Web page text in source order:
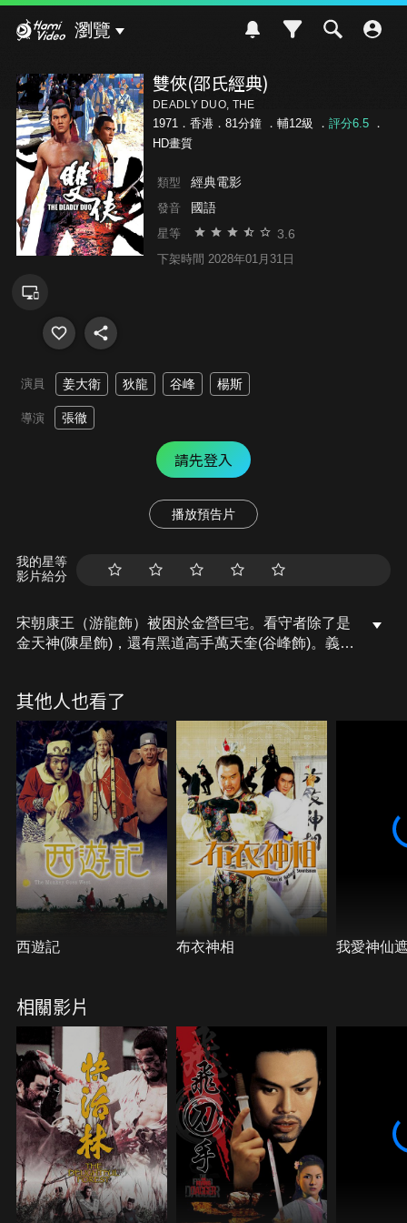
瀏覽
雙俠(邵氏經典)
DEADLY DUO, THE
1971．香港．81分鐘 ． 輔12級 ． 評分6.5．
HD畫質
類型 經典電影
發音 國語
星等 3.6
下架時間 2028年01月31日
演員 姜大衛 狄龍 谷峰 楊斯
導演 張徹
請先登入
播放預告片
我的星等
影片給分
宋朝康王（游龍飾）被困於金營巨宅。看守者除了是
金天神(陳星飾)，還有黑道高手萬天奎(谷峰飾)。義士
宅！二人救出康王！可惜蝙蝠最後身中金兵冷箭，死
於馬下，為國捐軀。
其他人也看了
西遊記 布衣神相 我愛神仙
相關影片